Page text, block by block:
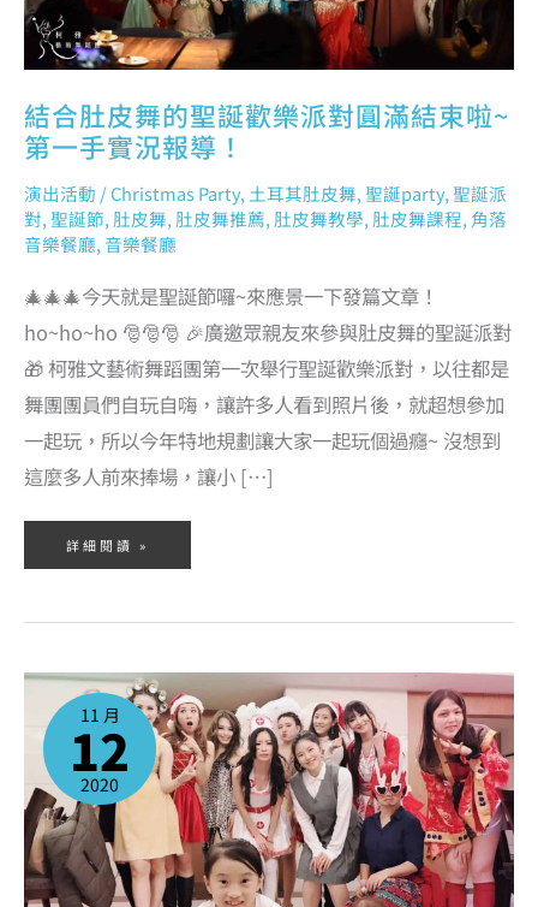
結合肚皮舞的聖誕歡樂派對圓滿結束啦~
第一手實況報導！
演出活動 /Christmas Party,土耳其肚皮舞,聖誕party,聖誕派
對,聖誕節,肚皮舞,肚皮舞推薦,肚皮舞教學,肚皮舞課程,角落
音樂餐廳,音樂餐廳
🎄🎄🎄今天就是聖誕節囉~來應景一下發篇文章！
ho~ho~ho 🎅🎅🎅 🎉廣邀眾親友來參與肚皮舞的聖誕派對
🎁 柯雅文藝術舞蹈團第一次舉行聖誕歡樂派對，以往都是
舞團團員們自玩自嗨，讓許多人看到照片後，就超想參加
一起玩，所以今年特地規劃讓大家一起玩個過癮~ 沒想到
這麼多人前來捧場，讓小 […]
導！
詳細閱讀 »
11 月
12
2020
12/19
們
辦
聖
誕
派
囉！
敬
邀
大
家
一
同
來
參